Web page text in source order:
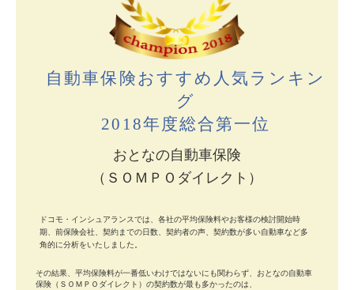
自動車保険おすすめ人気ランキン
グ
2018年度総合第一位
おとなの自動車保険
（ＳＯＭＰＯダイレクト）
ドコモ・インシュアランスでは、各社の平均保険料やお客様の検討開始時
期、前保険会社、契約までの日数、契約者の声、契約数が多い自動車など多
角的に分析をいたしました。
その結果、平均保険料が一番低いわけではないにも関わらず、おとなの自動車
保険（ＳＯＭＰＯダイレクト）の契約数が最も多かったのは、